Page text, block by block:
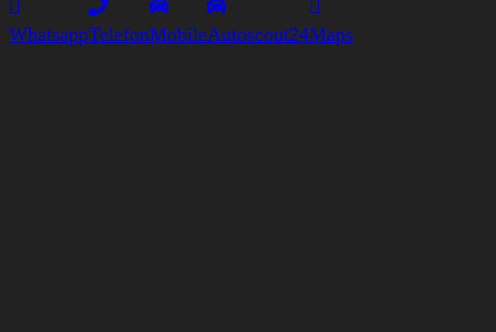
WhatsappTelefonMobileAutoscout24Maps